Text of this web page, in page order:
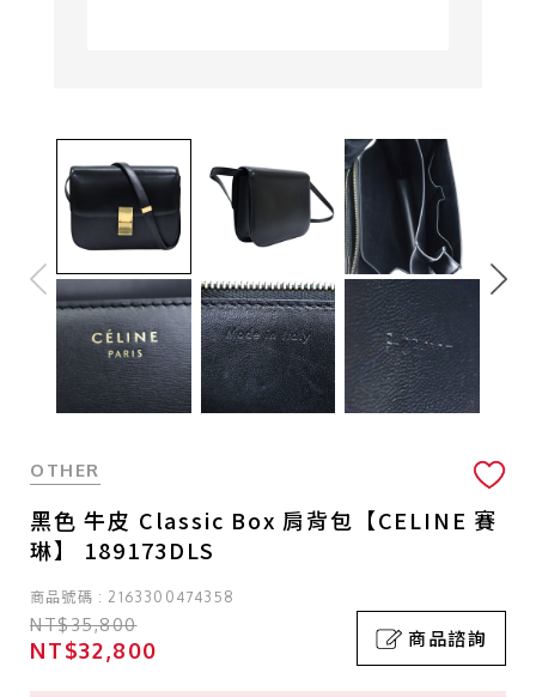
OTHER
黑色 牛皮 Classic Box 肩背包【CELINE 賽
琳】 189173DLS
商品號碼 : 2163300474358
NT$35,800
NT$32,800 商品諮詢